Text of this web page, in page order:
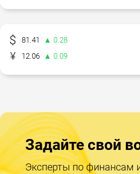
81.41 ▲ 0.28
12.06
▲ 0.09
Задайте свой
Эксперты по финансам